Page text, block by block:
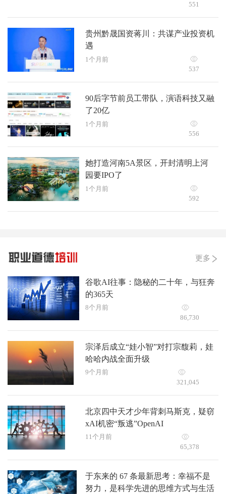
551
贵州黔晟国资蒋川：共谋产业投资机
遇
1个月前
537
90后字节前员工带队，演语科技又融
了20亿
1个月前
556
她打造河南5A景区，开封清明上河
园要IPO了
1个月前
592
更多
谷歌AI往事：隐秘的二十年，与狂奔
的365天
8个月前
86,730
宗泽后成立“娃小智”对打宗馥莉，娃
哈哈内战全面升级
9个月前
321,045
北京四中天才少年背刺马斯克，疑窃
xAI机密“叛逃”OpenAI
11个月前
65,378
于东来的 67 条最新思考：幸福不是
努力，是科学先进的思维方式与生活